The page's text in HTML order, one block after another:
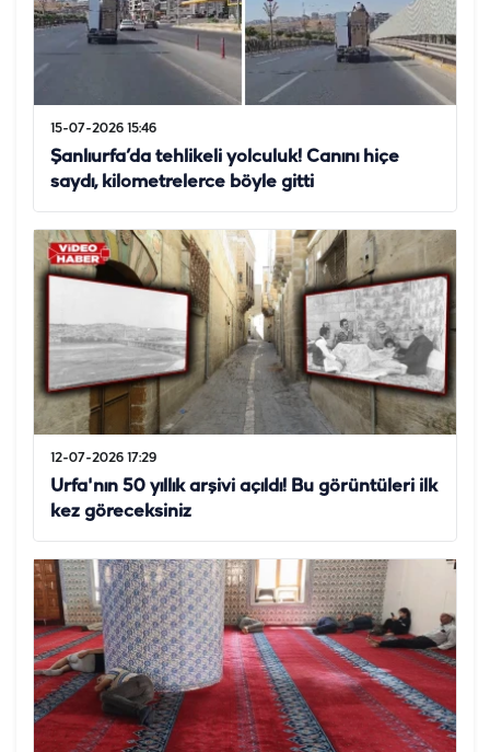
15-07-2026 15:46
Şanlıurfa’da tehlikeli yolculuk! Canını hiçe
saydı, kilometrelerce böyle gitti
12-07-2026 17:29
Urfa'nın 50 yıllık arşivi açıldı! Bu görüntüleri ilk
kez göreceksiniz